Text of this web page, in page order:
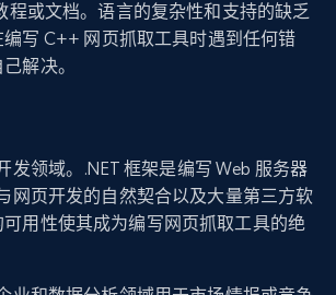
程或文档。语言的复杂性和支持的缺乏
写 C++ 网页抓取工具时遇到任何错
解决。
发领域。.NET 框架是编写 Web 服务器
网页开发的自然契合以及大量第三方软
用性使其成为编写网页抓取工具的绝